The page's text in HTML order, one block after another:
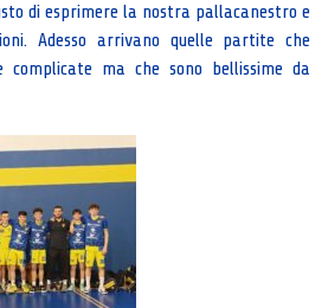
di esprimere la nostra pallacanestro e
Adesso arrivano quelle partite che
ma che sono bellissime da